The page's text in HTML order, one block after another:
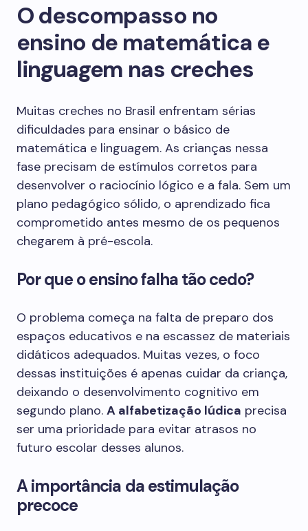
O descompasso no
ensino de matemática e
linguagem nas creches
Muitas creches no Brasil enfrentam sérias
dificuldades para ensinar o básico de
matemática e linguagem. As crianças nessa
fase precisam de estímulos corretos para
desenvolver o raciocínio lógico e a fala. Sem um
plano pedagógico sólido, o aprendizado fica
comprometido antes mesmo de os pequenos
chegarem à pré-escola.
Por que o ensino falha tão cedo?
O problema começa na falta de preparo dos
espaços educativos e na escassez de materiais
didáticos adequados. Muitas vezes, o foco
dessas instituições é apenas cuidar da criança,
deixando o desenvolvimento cognitivo em
segundo plano. A alfabetização lúdica precisa
ser uma prioridade para evitar atrasos no
futuro escolar desses alunos.
A importância da estimulação
precoce